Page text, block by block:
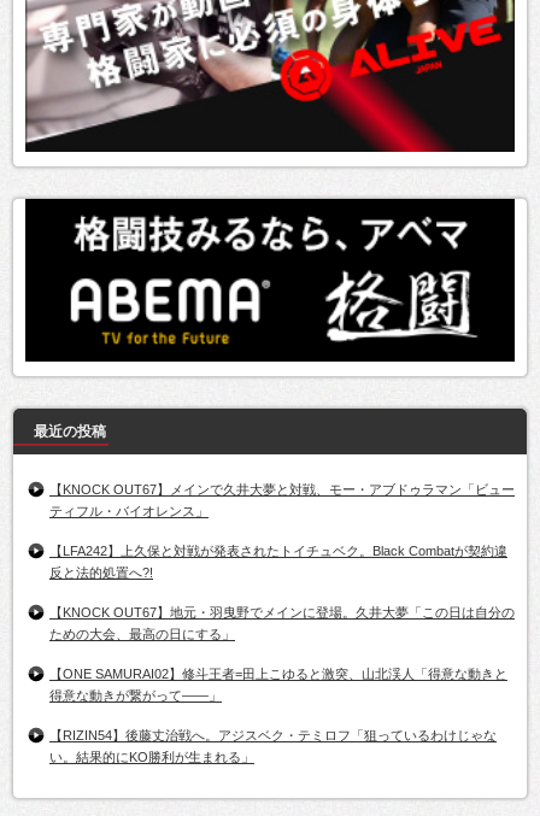
最近の投稿
【KNOCK OUT67】メインで久井大夢と対戦、モー・アブドゥラマン「ビュー
ティフル・バイオレンス」
【LFA242】上久保と対戦が発表されたトイチュベク。Black Combatが契約違
反と法的処置へ?!
【KNOCK OUT67】地元・羽曳野でメインに登場。久井大夢「この日は自分の
ための大会、最高の日にする」
【ONE SAMURAI02】修斗王者=田上こゆると激突、山北渓人「得意な動きと
得意な動きが繋がって――」
【RIZIN54】後藤丈治戦へ。アジスベク・テミロフ「狙っているわけじゃな
い。結果的にKO勝利が生まれる」